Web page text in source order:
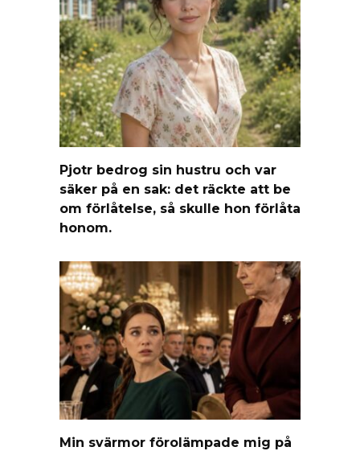
Pjotr bedrog sin hustru och var
säker på en sak: det räckte att be
om förlåtelse, så skulle hon förlåta
honom.
Min svärmor förolämpade mig på